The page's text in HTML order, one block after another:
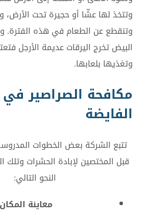
وتتخذ لها عشّا أو حجيرة تحت الأرض،
وتنقطع عن الطعام في هذه الفترة.
البيض تخرج اليرقات عديمة الأرجل
وتغذيها بلعابها.
مكافحة الصراصير
الفايضة
تتبع الشركة بعض الخطوات
قبل المختصين لإبادة الحشرات
النحو التالي:
معاينة